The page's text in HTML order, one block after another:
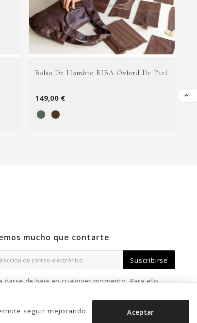
Bolso De Hombro BIBA Oxford De Piel
149,00 €
mucho que contarte
Suscribirse
darse de baja en cualquier momento. Para ello,
seguir mejorando
Aceptar
